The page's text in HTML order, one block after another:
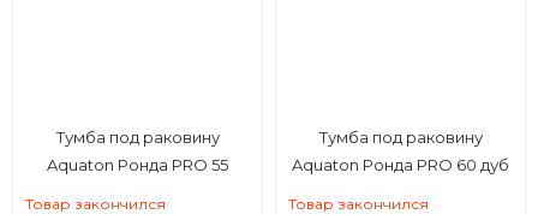
Тумба под раковину
Aquaton Ронда PRO 55
Товар закончился
Тумба под раковину
Aquaton Ронда PRO 60 дуб
Товар закончился